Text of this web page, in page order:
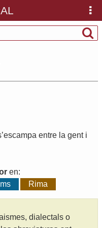
’escampa entre la gent i
en:
Rima
dialectals o